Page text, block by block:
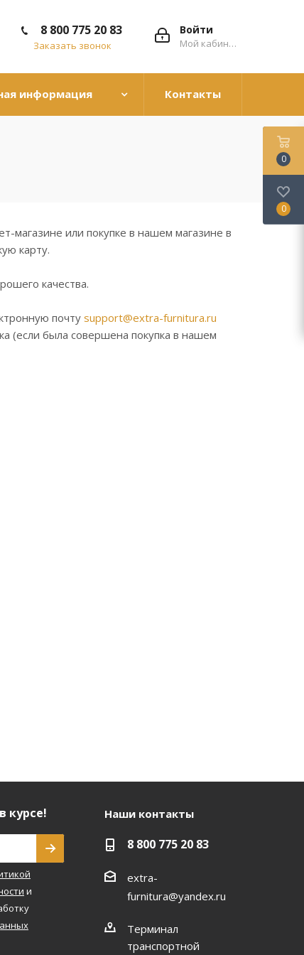
Войти
Мой кабинет
8 800 775 20 83
Заказать звонок
информация Контакты
магазине или покупке в нашем магазине в
карту.
качества.
почту support@extra-furnitura.ru
(если была совершена покупка в нашем
курсе!
и
Наши контакты
8 800 775 20 83
extra-
furnitura@yandex.ru
Терминал
транспортной
0
0